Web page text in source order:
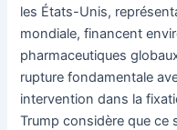
les États-Unis,
mondiale, financent
pharmaceutiques
rupture fondamentale
intervention dans la
Trump considère que ce